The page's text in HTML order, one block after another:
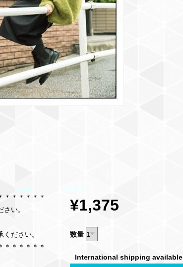
＊＊＊＊＊＊
い。
ださい。
＊＊＊＊＊＊
¥1,375
数量
International shipping available